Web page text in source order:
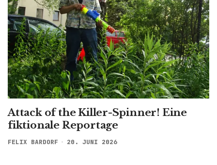
Attack of the Killer-Spinner! Eine
fiktionale Reportage
FELIX BARDORF 20. JUNI 2026